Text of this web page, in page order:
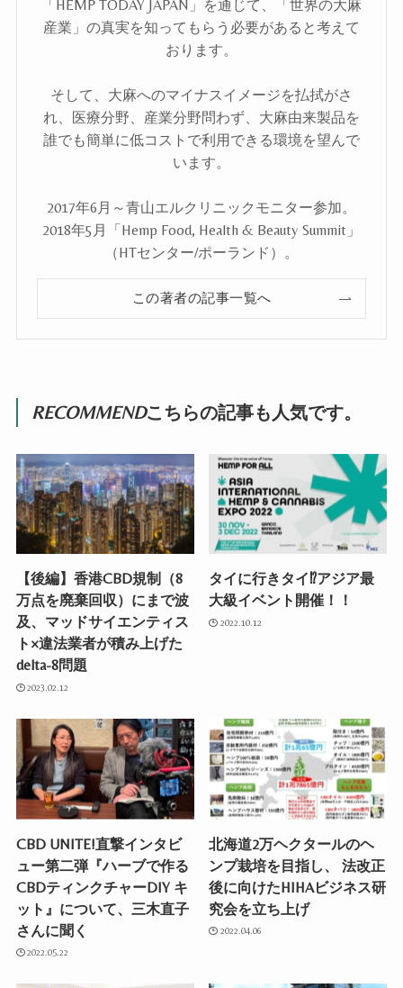
「HEMP TODAY JAPAN」を通じて、「世界の大麻
産業」の真実を知ってもらう必要があると考えて
おります。
そして、大麻へのマイナスイメージを払拭がさ
れ、医療分野、産業分野問わず、大麻由来製品を
誰でも簡単に低コストで利用できる環境を望んで
います。
2017年6月～青山エルクリニックモニター参加。
2018年5月「Hemp Food, Health & Beauty Summit」
（HTセンター/ポーランド）。
この著者の記事一覧へ
RECOMMENDこちらの記事も人気です。
【後編】香港CBD規制（8
万点を廃棄回収）にまで波
及、マッドサイエンティス
ト×違法業者が積み上げた
delta-8問題
2023.02.12
タイに行きタイ⁉︎アジア最
大級イベント開催！！
2022.10.12
CBD UNITE!直撃インタビ
ュー第二弾『ハーブで作る
CBDティンクチャーDIY キ
ット』について、三木直子
さんに聞く
2022.05.22
北海道2万ヘクタールのヘ
ンプ栽培を目指し、 法改正
後に向けたHIHAビジネス研
究会を立ち上げ
2022.04.06